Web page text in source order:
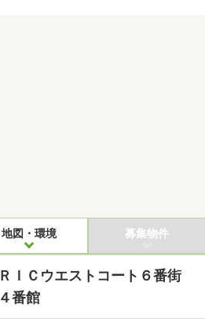
地図・環境 募集物件
ＲＩＣウエストコート６番街
４番館